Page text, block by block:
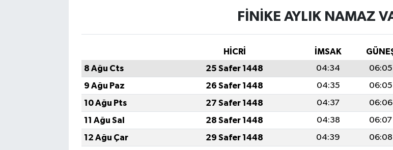
FINIKE AYLIK NAMAZ
HİCRİ İMSAK
8 Ağu Cts
25 Safer 1448 04:34 06:05
9 Ağu Paz
26 Safer 1448 04:35 06:05
10 Ağu Pts
27 Safer 1448 04:37 06:06
11 Ağu Sal
28 Safer 1448 04:38 06:07
12 Ağu Çar
29 Safer 1448 04:39 06:08